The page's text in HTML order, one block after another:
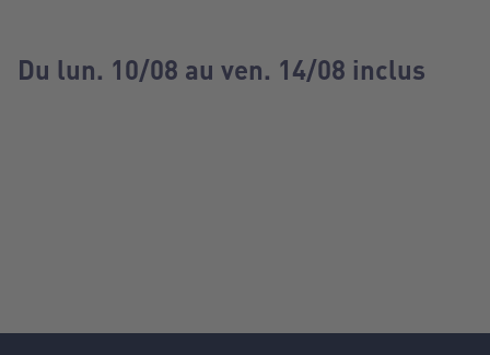
Du lun. 10/08 au ven. 14/08 inclus